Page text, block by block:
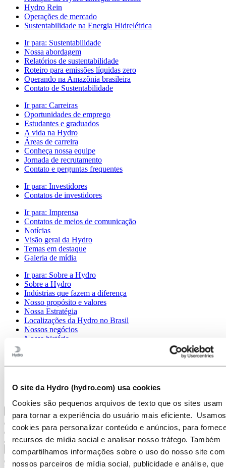
O site da Hydro (hydro.com) usa cookies
Cookies são pequenos arquivos de texto que os sites usam
para tornar a experiência do usuário mais eficiente. Usamos
cookies para personalizar conteúdo e anúncios, para
recursos de mídia social e analisar nosso tráfego. Também
compartilhamos informações sobre o uso do nosso site com
nossos parceiros de mídia social, publicidade e análise, que
Hydro Rein
Operações de mercado
Sustentabilidade na Energia Hidrelétrica
Ir para: Sustentabilidade
Nossa abordagem
Relatórios de sustentabilidade
Roteiro para emissões líquidas zero
Operando na Amazônia brasileira
Contato de Sustentabilidade
Ir para: Carreiras
Oportunidades de emprego
Estudantes e graduados
A vida na Hydro
Áreas de carreira
Conheça nossa equipe
Jornada de recrutamento
Contato e perguntas frequentes
Ir para: Investidores
Contatos de investidores
Ir para: Imprensa
Contatos de meios de comunicação
Notícias
Visão geral da Hydro
Temas em destaque
Galeria de mídia
Ir para: Sobre a Hydro
Sobre a Hydro
Indústrias que fazem a diferença
Nosso propósito e valores
Nossa Estratégia
Localizações da Hydro no Brasil
Nossos negócios
Nossa história
Publicações
Patrocínios
Stories By Hydro
Voltar ao menu principal
Fechar